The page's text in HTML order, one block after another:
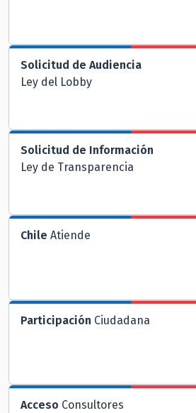
Solicitud de Audiencia
Ley del Lobby
Solicitud de Información
Ley de Transparencia
Chile Atiende
Participación Ciudadana
Acceso Consultores